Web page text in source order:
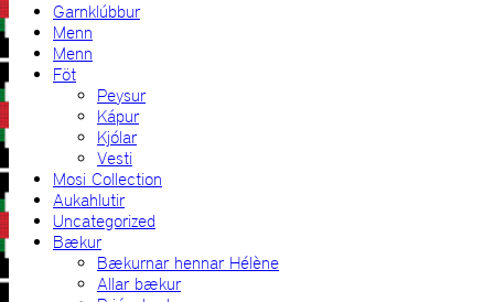
Garnklúbbur
Menn
Menn
Föt
Peysur
Kápur
Kjólar
Vesti
Mosi Collection
Aukahlutir
Uncategorized
Bækur
Bækurnar hennar Hélène
Allar bækur